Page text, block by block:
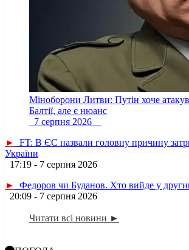
Міноборони Литви: Путін хоче
Балтії, але є нюанс
7 серпня 2026
►
FT: В ЄС назвали головну причину
України
17:19 - 7 серпня 2026
►
Федоров чи Буданов. Хто вийде у
20:09 - 7 серпня 2026
Читати всі новини ►